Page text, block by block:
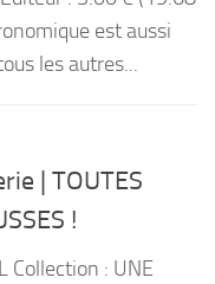
est aussi
les autres...
| TOUTES
!
Collection : UNE